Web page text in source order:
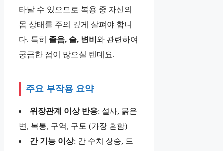
타날 수 있으므로 복용 중 자신의
몸 상태를 주의 깊게 살펴야 합니
다. 특히 졸음, 술, 변비 와 관련하여
궁금한 점이 많으실 텐데요.
주요 부작용 요약
위장관계 이상 반응: 설사, 묽은
변, 복통, 구역, 구토 (가장 흔함)
간 기능 이상: 간 수치 상승, 드